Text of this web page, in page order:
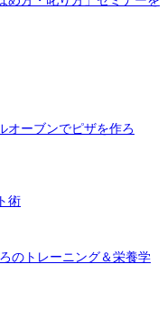
オーブンでピザを作ろ
術
のトレーニング＆栄養学